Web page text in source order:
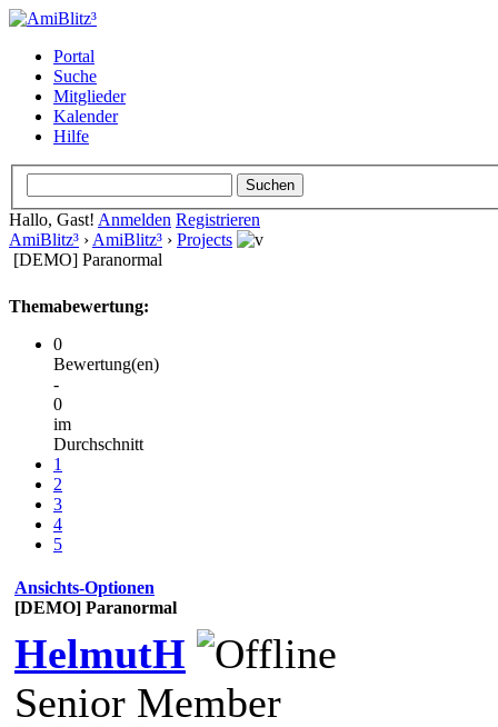
Portal
Suche
Mitglieder
Kalender
Hilfe
Hallo, Gast! Anmelden Registrieren
AmiBlitz³ › AmiBlitz³ › Projects
[DEMO] Paranormal
Themabewertung:
0
Bewertung(en)
-
0
im
Durchschnitt
1
2
3
4
5
Ansichts-Optionen
[DEMO] Paranormal
HelmutH
Senior Member